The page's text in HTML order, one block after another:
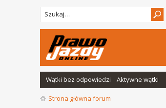
Wątki bez odpowiedzi Aktywne wątki
Strona główna forum